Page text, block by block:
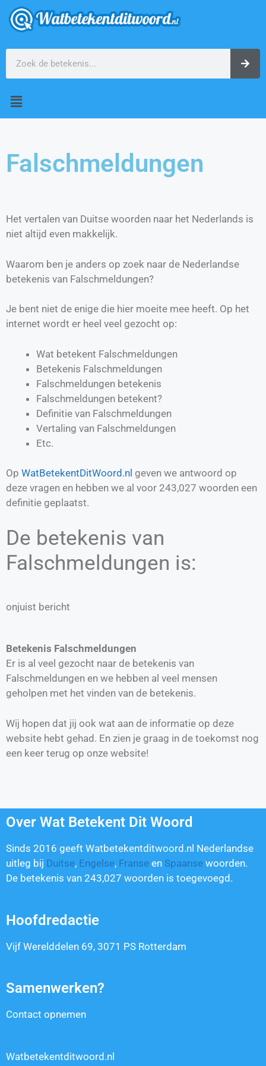
Falschmeldungen
Het vertalen van Duitse woorden naar het Nederlands is
niet altijd even makkelijk.
Waarom ben je anders op zoek naar de Nederlandse
betekenis van Falschmeldungen?
Je bent niet de enige die hier moeite mee heeft. Op het
internet wordt er heel veel gezocht op:
Wat betekent Falschmeldungen
Betekenis Falschmeldungen
Falschmeldungen betekenis
Falschmeldungen betekent?
Definitie van Falschmeldungen
Vertaling van Falschmeldungen
Etc.
Op WatBetekentDitWoord.nl geven we antwoord op
deze vragen en hebben we al voor 243,027 woorden een
definitie geplaatst.
De betekenis van
Falschmeldungen is:
onjuist bericht
Betekenis Falschmeldungen
Er is al veel gezocht naar de betekenis van
Falschmeldungen en we hebben al veel mensen
geholpen met het vinden van de betekenis.
Wij hopen dat jij ook wat aan de informatie op deze
website hebt gehad. En zien je graag in de toekomst nog
een keer terug op onze website!
Over Wat Betekent Dit Woord
Sinds 2016 geeft Watbetekentditwoord.nl Nederlandse
uitleg bij Duitse, Engelse, Franse en Spaanse woorden.
De betekenis van 243,027 woorden is toegevoegd.
Hoofdredactie
Vijf Werelddelen 69, 3071 PS Rotterdam
Samenwerken?
Contact opnemen
Watbetekentditwoord.nl